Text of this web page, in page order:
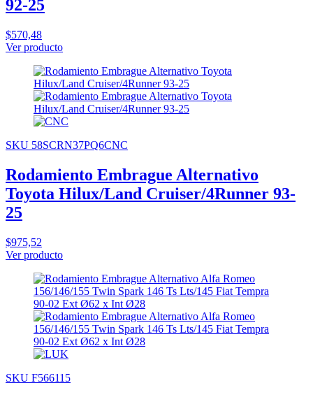
92-25
$570,48
Ver producto
SKU 58SCRN37PQ6CNC
Rodamiento Embrague Alternativo
Toyota Hilux/Land Cruiser/4Runner 93-
25
$975,52
Ver producto
SKU F566115